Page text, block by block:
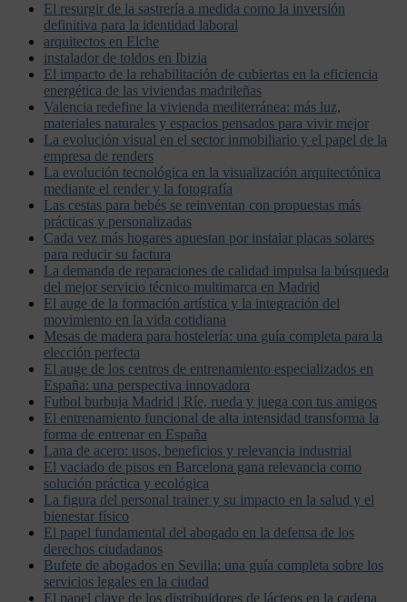
El resurgir de la sastrería a medida como la inversión
definitiva para la identidad laboral
arquitectos en Elche
instalador de toldos en Ibizia
El impacto de la rehabilitación de cubiertas en la eficiencia
energética de las viviendas madrileñas
Valencia redefine la vivienda mediterránea: más luz,
materiales naturales y espacios pensados para vivir mejor
La evolución visual en el sector inmobiliario y el papel de la
empresa de renders
La evolución tecnológica en la visualización arquitectónica
mediante el render y la fotografía
Las cestas para bebés se reinventan con propuestas más
prácticas y personalizadas
Cada vez más hogares apuestan por instalar placas solares
para reducir su factura
La demanda de reparaciones de calidad impulsa la búsqueda
del mejor servicio técnico multimarca en Madrid
El auge de la formación artística y la integración del
movimiento en la vida cotidiana
Mesas de madera para hostelería: una guía completa para la
elección perfecta
El auge de los centros de entrenamiento especializados en
España: una perspectiva innovadora
Futbol burbuja Madrid | Ríe, rueda y juega con tus amigos
El entrenamiento funcional de alta intensidad transforma la
forma de entrenar en España
Lana de acero: usos, beneficios y relevancia industrial
El vaciado de pisos en Barcelona gana relevancia como
solución práctica y ecológica
La figura del personal trainer y su impacto en la salud y el
bienestar físico
El papel fundamental del abogado en la defensa de los
derechos ciudadanos
Bufete de abogados en Sevilla: una guía completa sobre los
servicios legales en la ciudad
El papel clave de los distribuidores de lácteos en la cadena